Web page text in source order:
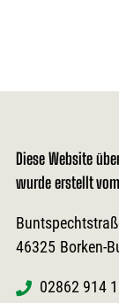
Diese Website
wurde erstellt
46325 Borken-
02862 914